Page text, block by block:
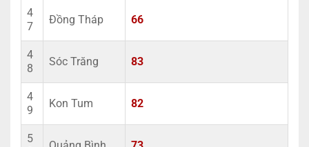
4
7
Đồng Tháp 66
4
8
Sóc Trăng 83
4
9
Kon Tum 82
5